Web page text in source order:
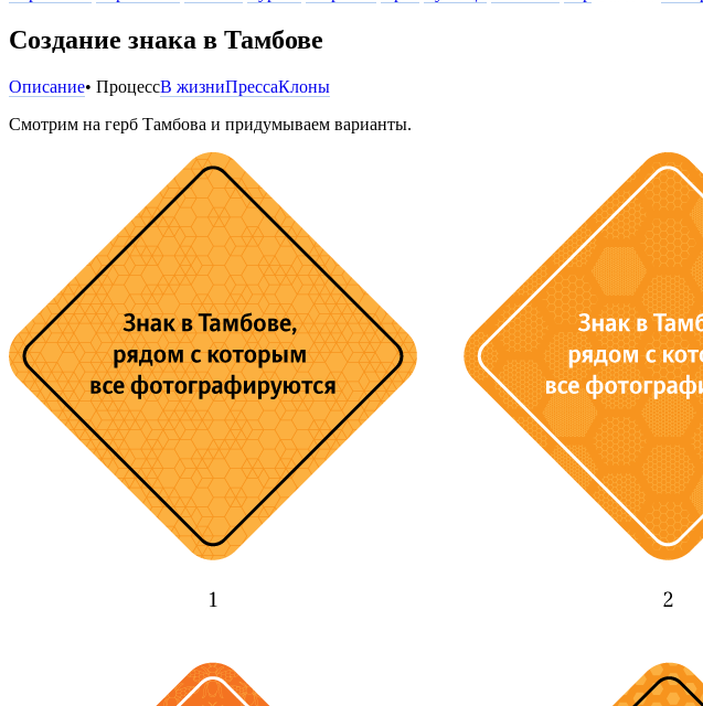
Создание знака в Тамбове
Описание• ПроцессВ жизниПрессаКлоны
Смотрим на герб Тамбова и придумываем варианты.